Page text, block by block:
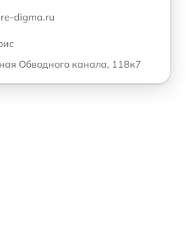
digma.ru
Обводного канала, 118к7